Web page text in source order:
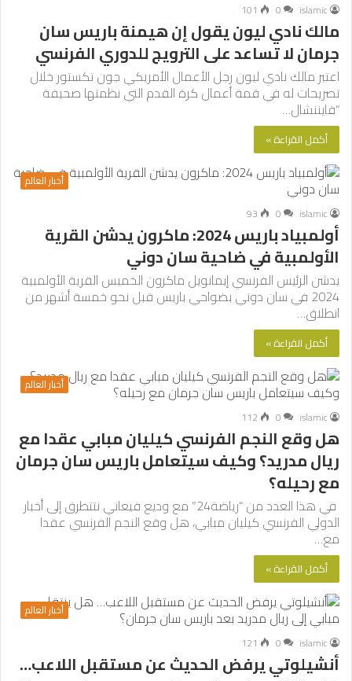
islamic
0
101
مالك نادي ليون يقول إن هيمنة باريس سان
جرمان لا تساعد على الترويج للدوري الفرنسي
اعتبر مالك نادي ليون رجل الأعمال الأمريكي جون تكستور خلال
تصريحات له في قمة أعمال كرة القدم التي نظمتها صحيفة
“فايننشال…
أكمل القراءة »
أخبار العالم
islamic
0
93
أولمبياد باريس 2024: ماكرون يدشن القرية
الأولمبية في ضاحية سان دوني
يدشن الرئيس الفرنسي إيمانويل ماكرون الخميس القرية الأولمبية
2024 في سان دوني بضواحي باريس قبل نحو خمسة أشهر من
انطلاق…
أكمل القراءة »
أخبار العالم
islamic
0
112
هل وقع النجم الفرنسي كيليان مبابي عقدا مع
ريال مدريد؟ وكيف سيتعامل باريس سان جرمان
مع رحيله؟
في هذا العدد من “رياضة24” مع وديع فيعاني نتتطرق إلى أخبار
الدولي الفرنسي كيليان مبابي، هل وقع النجم الفرنسي عقدا
مع…
أكمل القراءة »
أخبار العالم
islamic
0
121
أنشيلوتي يرفض الحديث عن مستقبل اللاعب…